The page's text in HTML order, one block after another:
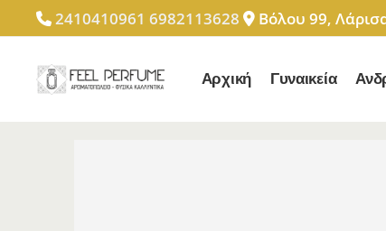
24104109616982113628 Βόλου 99,
Αρχική Γυναικεία